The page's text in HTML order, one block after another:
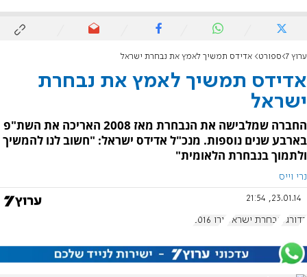
ערוץ 7 ספורט אדידס תמשיך לאמץ את נבחרת ישראל
אדידס תמשיך לאמץ את נבחרת
ישראל
החברה שמלבישה את הנבחרת מאז 2008 האריכה את השת"פ
בארבע שנים נוספות. מנכ"ל אדידס ישראל: "חשוב לנו להמשיך
ולתמוך בנבחרת הלאומית"
נרי וייס
23.01.14, 21:54
כדורגל נבחרת ישראל יורו 2016